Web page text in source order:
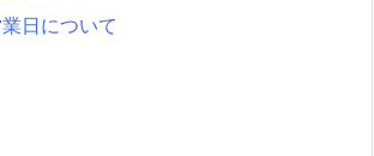
日について